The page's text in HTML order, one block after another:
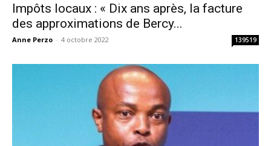
Impôts locaux : « Dix ans après, la facture
des approximations de Bercy...
Anne Perzo - 4 octobre 2022 139519